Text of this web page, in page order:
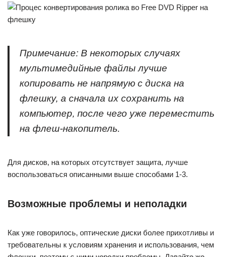
Примечание: В некоторых случаях
мультимедийные файлы лучше
копировать не напрямую с диска на
флешку, а сначала их сохранить на
компьютер, после чего уже переместить
на флеш-накопитель.
Для дисков, на которых отсутствует защита, лучше
воспользоваться описанными выше способами 1-3.
Возможные проблемы и неполадки
Как уже говорилось, оптические диски более прихотливы и
требовательны к условиям хранения и использования, чем